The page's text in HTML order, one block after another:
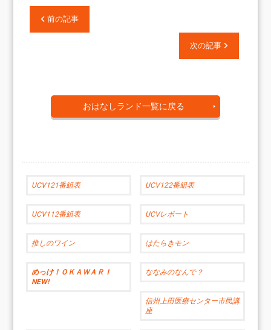
前の記事
次の記事
おはなしランド一覧に戻る
UCV121番組表 UCV122番組表
UCV112番組表 UCVレポート
推しのワイン はたらきモン
めっけ！ＯＫＡＷＡＲＩ
NEW!
ななみのなんで？
信州上田医療センター市民講
座